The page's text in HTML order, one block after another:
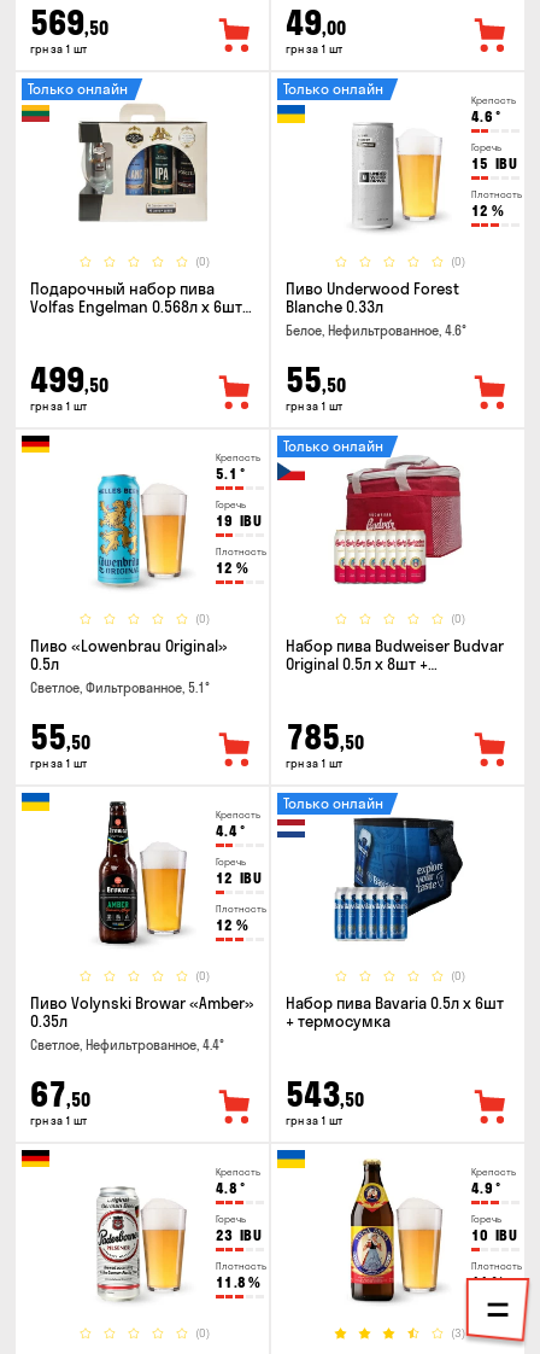
569,50
грн за 1 шт
49,00
грн за 1 шт
(0)
Только онлайн
Подарочный набор пива
Volfas Engelman 0.568л x 6шт +
499,50
грн за 1 шт
Крепость
4.6 °
Горечь
15 IBU
Плотность
12 %
(0)
Только онлайн
Пиво Underwood Forest
Blanche 0.33л
Белое, Нефильтрованное, 4.6°
55,50
грн за 1 шт
Крепость
5.1 °
Горечь
19 IBU
Плотность
12 %
(0)
Пиво «Lowenbrau Original»
0.5л
Светлое, Фильтрованное, 5.1°
55,50
грн за 1 шт
(0)
Только онлайн
Набор пива Budweiser Budvar
Original 0.5л x 8шт +
785,50
грн за 1 шт
Крепость
4.4°
Горечь
12 IBU
Плотность
12 %
(0)
Пиво Volynski Browar «Amber»
0.35л
Светлое, Нефильтрованное, 4.4°
67,50
грн за 1 шт
(0)
Только онлайн
Набор пива Bavaria 0.5л х 6шт
+ термосумка
543,50
грн за 1 шт
Крепость
4.8 °
Горечь
23 IBU
Плотность
11.8 %
(0)
Крепость
4.9 °
Горечь
10 IBU
Плотность
11%
(3)